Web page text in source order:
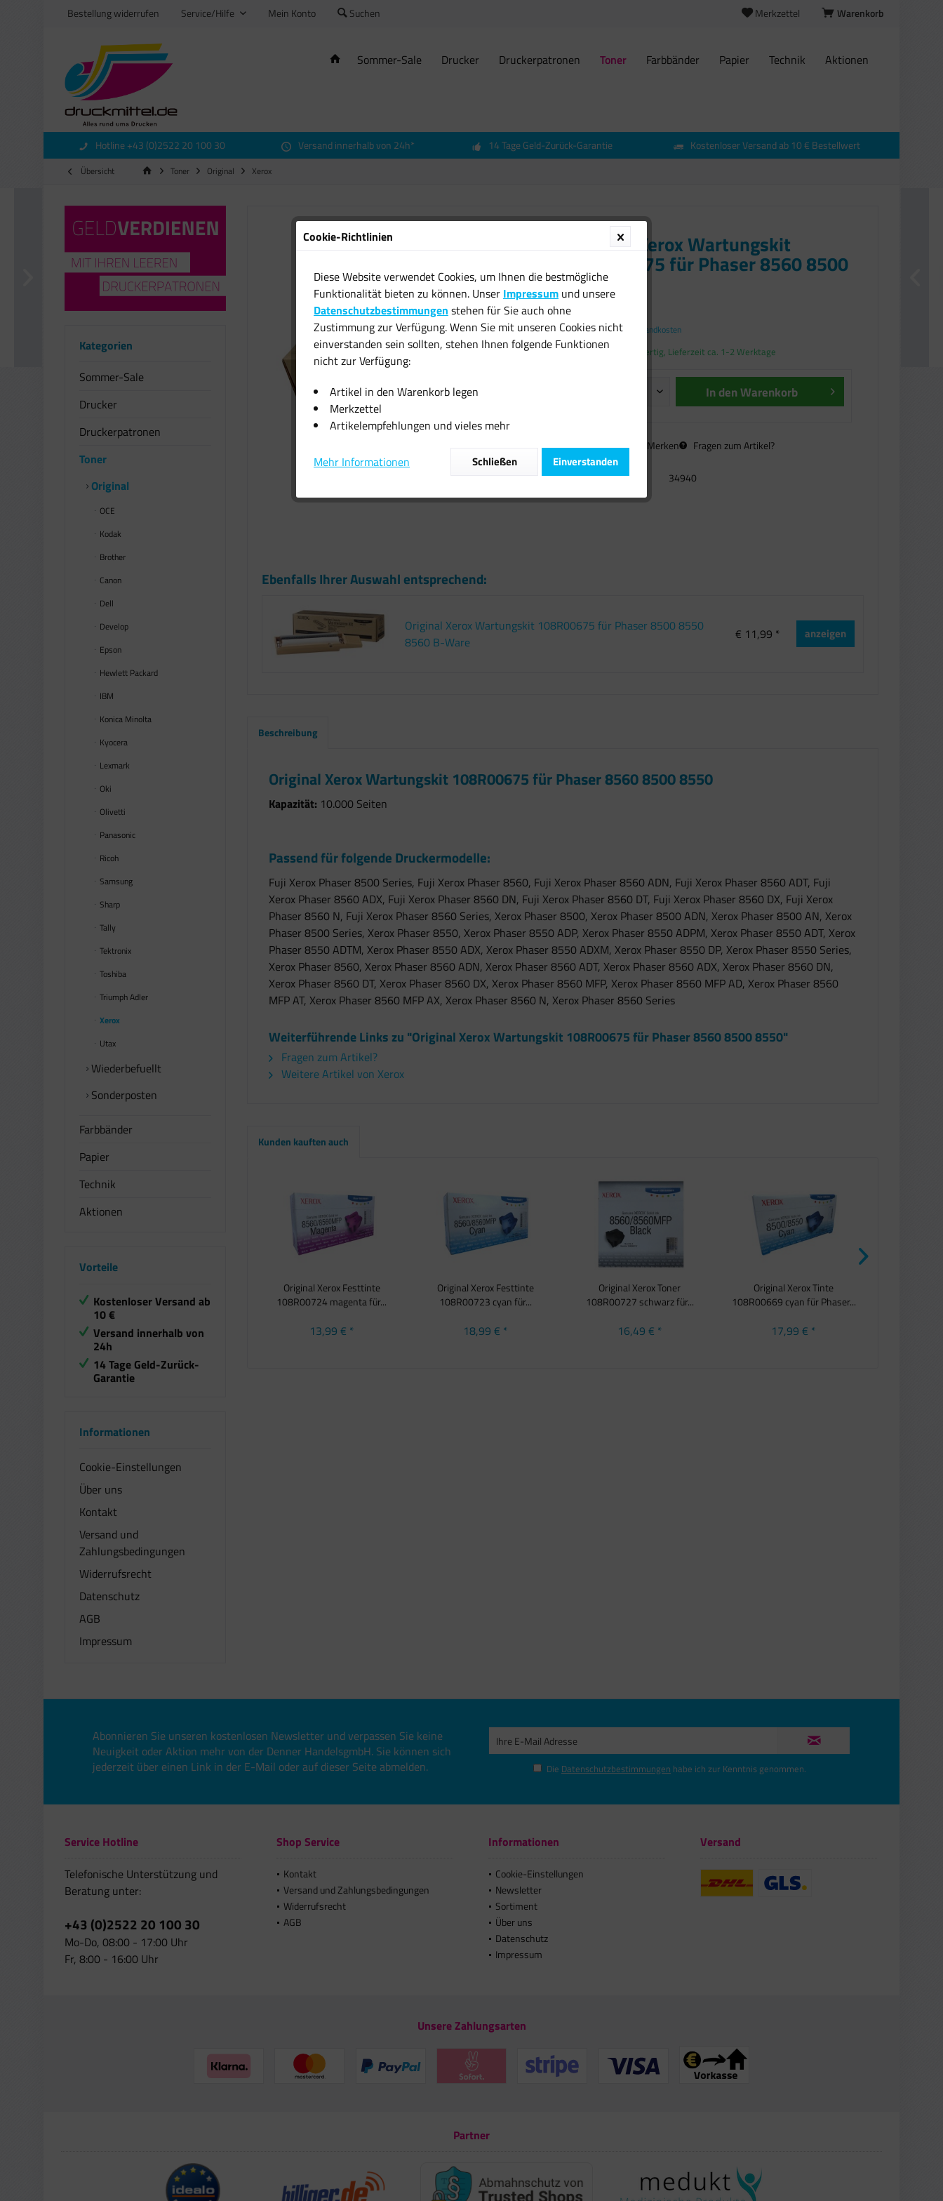
Warenkorb
Merkzettel
Bestellung widerrufen Service/Hilfe Mein Konto Suchen
Sommer-Sale Drucker Druckerpatronen Toner Farbbänder Papier Technik Aktionen
Hotline +43 (0)2522 20 100 30 Versand innerhalb von 24h* 14 Tage Geld-Zurück-Garantie Kostenloser Versand ab 10 € Bestellwert
Übersicht Toner Original Xerox
Kategorien
Sommer-Sale
Drucker
Druckerpatronen
Toner
Original
OCE
Kodak
Brother
Canon
Dell
Develop
Epson
Hewlett Packard
IBM
Konica Minolta
Kyocera
Lexmark
Oki
Olivetti
Panasonic
Ricoh
Samsung
Sharp
Tally
Tektronix
Toshiba
Triumph Adler
Xerox
Utax
Wiederbefuellt
Sonderposten
Farbbänder
Papier
Technik
Aktionen
Vorteile
Kostenloser Versand ab
10 €
Versand innerhalb von
24h
14 Tage Geld-Zurück-
Garantie
Informationen
Cookie-Einstellungen
Über uns
Kontakt
Versand und
Zahlungsbedingungen
Widerrufsrecht
Datenschutz
AGB
Impressum
Original Xerox Wartungskit
108R00675 für Phaser 8560 8500
8550
16,99 € *
inkl. MwSt.zzgl. Versandkosten
Sofort versandfertig, Lieferzeit ca. 1-2 Werktage
In denWarenkorb
Vergleichen Merken Fragen zum Artikel?
Artikel-Nr.: 34940
Ebenfalls Ihrer Auswahl entsprechend:
Original Xerox Wartungskit 108R00675 für Phaser 8500 8550
8560 B-Ware
€ 11,99 * anzeigen
Beschreibung
Original Xerox Wartungskit 108R00675 für Phaser 8560 8500 8550
Kapazität: 10.000 Seiten
Passend für folgende Druckermodelle:
Fuji Xerox Phaser 8500 Series, Fuji Xerox Phaser 8560, Fuji Xerox Phaser 8560 ADN, Fuji Xerox Phaser 8560 ADT, Fuji
Xerox Phaser 8560 ADX, Fuji Xerox Phaser 8560 DN, Fuji Xerox Phaser 8560 DT, Fuji Xerox Phaser 8560 DX, Fuji Xerox
Phaser 8560 N, Fuji Xerox Phaser 8560 Series, Xerox Phaser 8500, Xerox Phaser 8500 ADN, Xerox Phaser 8500 AN, Xerox
Phaser 8500 Series, Xerox Phaser 8550, Xerox Phaser 8550 ADP, Xerox Phaser 8550 ADPM, Xerox Phaser 8550 ADT, Xerox
Phaser 8550 ADTM, Xerox Phaser 8550 ADX, Xerox Phaser 8550 ADXM, Xerox Phaser 8550 DP, Xerox Phaser 8550 Series,
Xerox Phaser 8560, Xerox Phaser 8560 ADN, Xerox Phaser 8560 ADT, Xerox Phaser 8560 ADX, Xerox Phaser 8560 DN,
Xerox Phaser 8560 DT, Xerox Phaser 8560 DX, Xerox Phaser 8560 MFP, Xerox Phaser 8560 MFP AD, Xerox Phaser 8560
MFP AT, Xerox Phaser 8560 MFP AX, Xerox Phaser 8560 N, Xerox Phaser 8560 Series
Weiterführende Links zu "Original Xerox Wartungskit 108R00675 für Phaser 8560 8500 8550"
Fragen zum Artikel?
Weitere Artikel von Xerox
Kunden kauften auch
Original Xerox Festtinte
108R00724 magenta für...
13,99 € *
Original Xerox Festtinte
108R00723 cyan für...
18,99 € *
Original Xerox Toner
108R00727 schwarz für...
16,49 € *
Original Xerox Tinte
108R00669 cyan für Phaser...
17,99 € *
Abonnieren Sie unseren kostenlosen Newsletter und verpassen Sie keine
Neuigkeit oder Aktion mehr von der Denner HandelsgmbH. Sie können sich
jederzeit über einen Link in der E-Mail oder auf dieser Seite abmelden.
Die Datenschutzbestimmungen habe ich zur Kenntnis genommen.
Service Hotline
Telefonische Unterstützung und
Beratung unter:
+43 (0)2522 20 100 30
Mo-Do, 08:00 - 17:00 Uhr
Fr, 8:00 - 16:00 Uhr
Shop Service
Kontakt
Versand und Zahlungsbedingungen
Widerrufsrecht
AGB
Informationen
Cookie-Einstellungen
Newsletter
Sortiment
Über uns
Datenschutz
Impressum
Versand
Unsere Zahlungsarten
Partner
Cookie-Richtlinien
Diese Website verwendet Cookies, um Ihnen die bestmögliche
Funktionalität bieten zu können. Unser Impressum und unsere
Datenschutzbestimmungen stehen für Sie auch ohne
Zustimmung zur Verfügung. Wenn Sie mit unseren Cookies nicht
einverstanden sein sollten, stehen Ihnen folgende Funktionen
nicht zur Verfügung:
Artikel in den Warenkorb legen
Merkzettel
Artikelempfehlungen und vieles mehr
Mehr Informationen Einverstanden
Schließen